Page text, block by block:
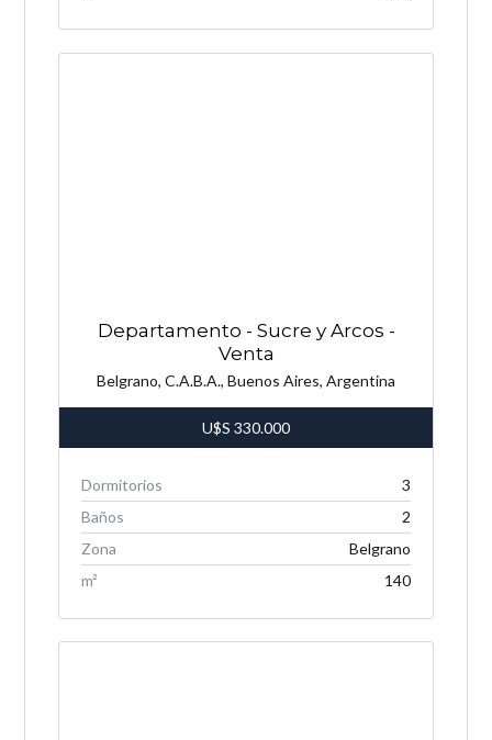
Departamento - Sucre y Arcos -
Venta
Belgrano, C.A.B.A., Buenos Aires, Argentina
U$S 330.000
Dormitorios
3
Baños
2
Zona
Belgrano
m²
140